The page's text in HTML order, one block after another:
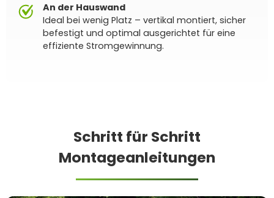
An der Hauswand
Ideal bei wenig Platz – vertikal montiert, sicher
befestigt und optimal ausgerichtet für eine
effiziente Stromgewinnung.
Schritt für Schritt
Montageanleitungen